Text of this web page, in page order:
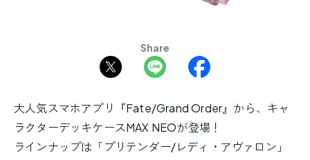
Share
大人気スマホアプリ『Fate/Grand Order』から、キャ
ラクターデッキケースMAX NEOが登場！
ラインナップは「プリテンダー/レディ・アヴァロン」